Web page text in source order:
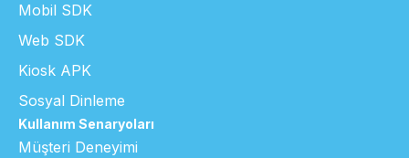
Mobil SDK
Web SDK
Kiosk APK
Sosyal Dinleme
Kullanım Senaryoları
Müşteri Deneyimi